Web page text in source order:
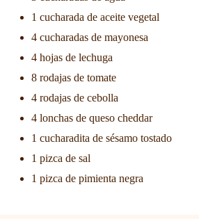
1 cucharada de aceite vegetal
4 cucharadas de mayonesa
4 hojas de lechuga
8 rodajas de tomate
4 rodajas de cebolla
4 lonchas de queso cheddar
1 cucharadita de sésamo tostado
1 pizca de sal
1 pizca de pimienta negra